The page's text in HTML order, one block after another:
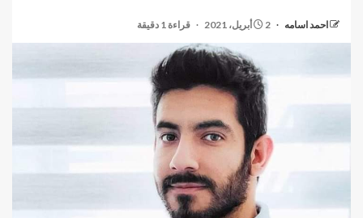
احمد اسامه 2 أبريل، 2021 قراءة 1 دقيقة